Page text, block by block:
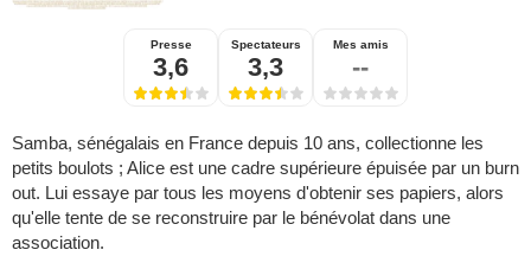
Presse
3,6
Spectateurs
3,3
Mes amis
--
Samba, sénégalais en France depuis 10 ans, collectionne les
petits boulots ; Alice est une cadre supérieure épuisée par un burn
out. Lui essaye par tous les moyens d'obtenir ses papiers, alors
qu'elle tente de se reconstruire par le bénévolat dans une
association.